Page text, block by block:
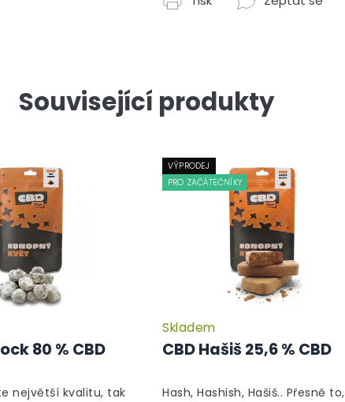
Související produkty
80 % CBD
Průměrné
hodnocení
produktu
největší kvalitu, tak
VÝPRODEJ
PRO ZAČÁTEČNÍKY
CBD Hašiš 25,6 % CBD
Skladem
Hash, Hashish, Hašiš.. Přesně to,